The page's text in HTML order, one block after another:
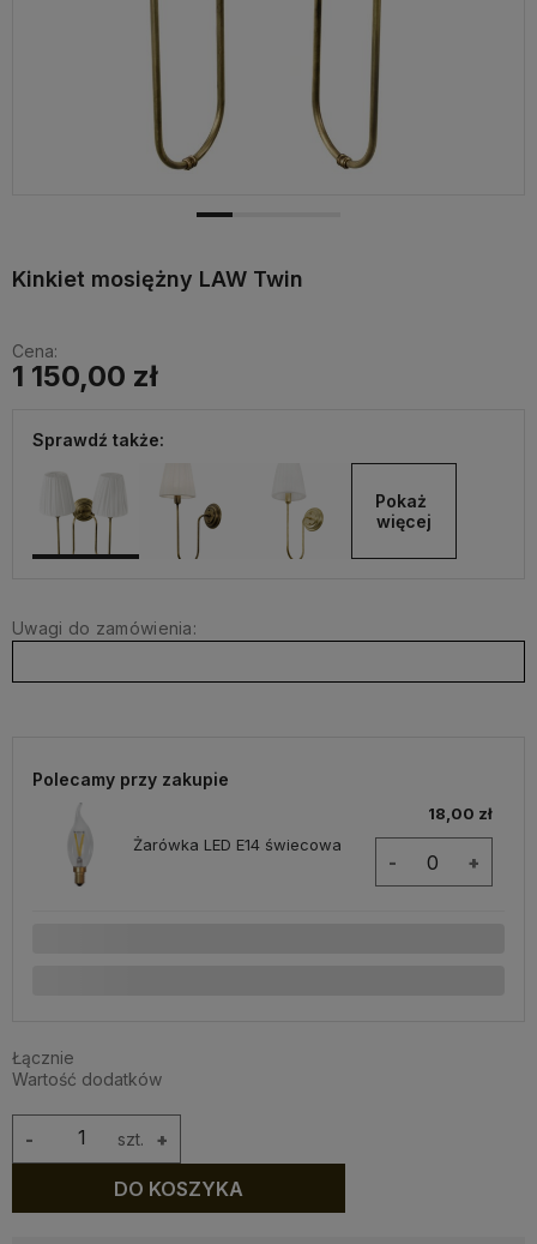
Kinkiet mosiężny LAW Twin
Cena:
1 150,00 zł
Sprawdź także:
Pokaż
więcej
Uwagi do zamówienia:
Polecamy przy zakupie
Żarówka LED E14 świecowa
18,00 zł
- +
Łącznie
Wartość dodatków
szt. +
-
DO KOSZYKA